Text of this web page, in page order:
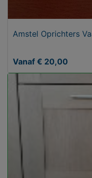
Amstel Oprichters
Vanaf € 20,00